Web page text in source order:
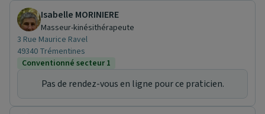
Isabelle MORINIERE
Masseur-kinésithérapeute
3 Rue Maurice Ravel
49340 Trémentines
Conventionné secteur 1
Pas de rendez-vous en ligne pour ce praticien.